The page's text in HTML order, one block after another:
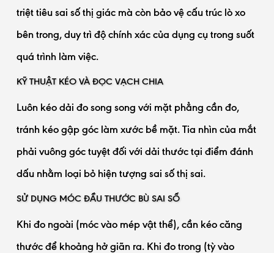
triệt tiêu sai số thị giác mà còn bảo vệ cấu trúc lò xo
bên trong, duy trì độ chính xác của dụng cụ trong suốt
quá trình làm việc.
KỸ THUẬT KÉO VÀ ĐỌC VẠCH CHIA
Luôn kéo dải đo song song với mặt phẳng cần đo,
tránh kéo gập góc làm xước bề mặt. Tia nhìn của mắt
phải vuông góc tuyệt đối với dải thước tại điểm đánh
dấu nhằm loại bỏ hiện tượng sai số thị sai.
SỬ DỤNG MÓC ĐẦU THƯỚC BÙ SAI SỐ
Khi đo ngoài (móc vào mép vật thể), cần kéo căng
thước để khoảng hở giãn ra. Khi đo trong (tỳ vào